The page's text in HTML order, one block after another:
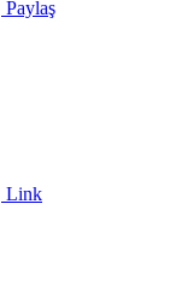
Paylaş
Link